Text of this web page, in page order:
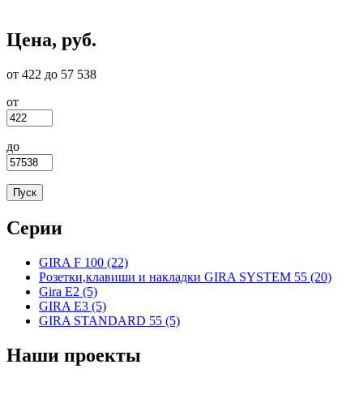
Цена, руб.
от 422 до 57 538
от
до
Серии
GIRA F 100 (22)
Розетки,клавиши и накладки GIRA SYSTEM 55 (20)
Gira E2 (5)
GIRA E3 (5)
GIRA STANDARD 55 (5)
Наши проекты